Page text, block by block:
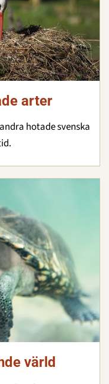
arter
hotade svenska
värld